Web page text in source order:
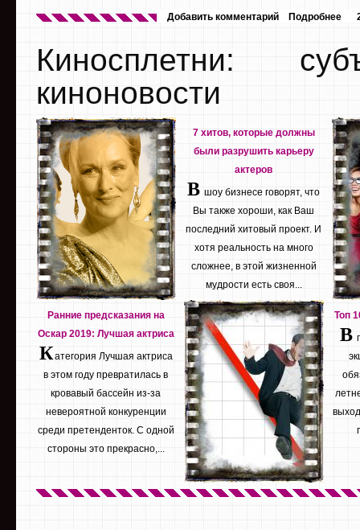
Добавить комментарий Подробнее
Киносплетни:
киноновости
Ранние предсказания на
Оскар 2019: Лучшая актриса
Категория Лучшая актриса
в этом году превратилась в
кровавый бассейн из-за
невероятной конкуренции
среди претенденток. С одной
стороны это прекрасно,...
7 хитов, которые должны
были разрушить карьеру
актеров
В шоу бизнесе говорят, что
Вы также хороши, как Ваш
последний хитовый проект. И
хотя реальность на много
сложнее, в этой жизненной
мудрости есть своя...
Топ
В